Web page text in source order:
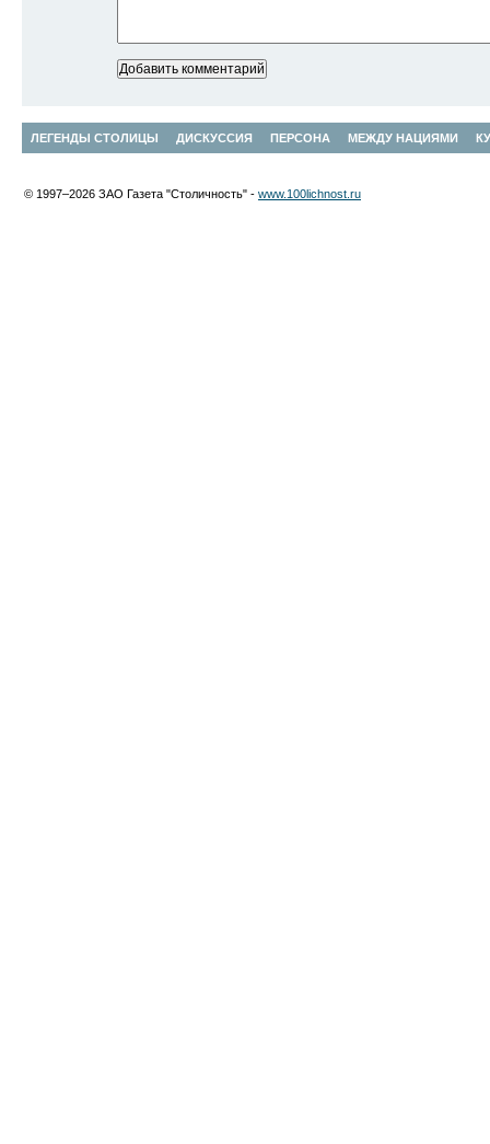
ЛЕГЕНДЫ СТОЛИЦЫ ДИСКУССИЯ ПЕРСОНА МЕЖДУ НАЦИЯМИ
© 1997–2026 ЗАО Газета "Столичность" - www.100lichnost.ru